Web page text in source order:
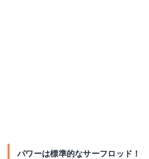
パワーは標準的なサーフロッド！